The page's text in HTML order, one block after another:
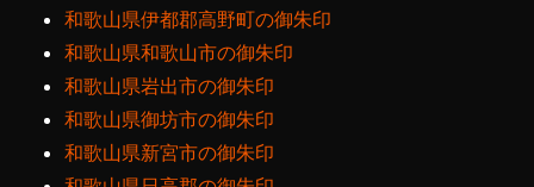
和歌山県伊都郡高野町の御朱印
和歌山県和歌山市の御朱印
和歌山県岩出市の御朱印
和歌山県御坊市の御朱印
和歌山県新宮市の御朱印